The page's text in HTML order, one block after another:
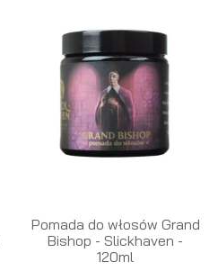
Pomada do włosów Grand
Bishop - Slickhaven -
120ml